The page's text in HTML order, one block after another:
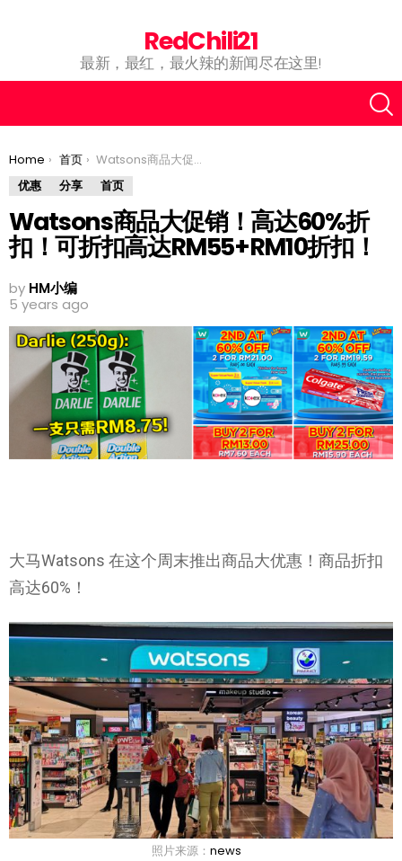
RedChili21
最新，最红，最火辣的新闻尽在这里!
You are here:
Home 首页
Watsons商品大促销！高达60%折扣！可折扣高达RM55+RM10折扣！
优惠
分享 首页
Watsons商品大促销！高达60%折
扣！可折扣高达RM55+RM10折扣！
by HM小编
5 years ago
大马Watsons 在这个周末推出商品大优惠！商品折扣
高达60%！
照片来源： news